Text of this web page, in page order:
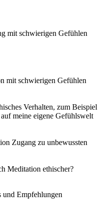
mit schwierigen Gefühlen
mit schwierigen Gefühlen
Verhalten, zum Beispiel
meine eigene Gefühlswelt
Zugang zu unbewussten
Meditation ethischer?
und Empfehlungen